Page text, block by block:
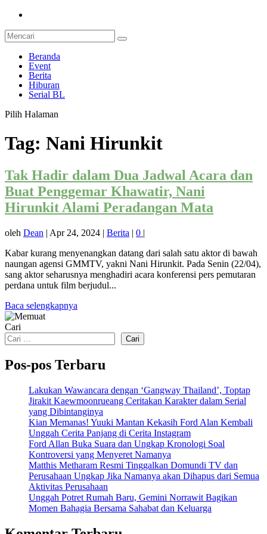
Beranda
Event
Berita
Hiburan
Serial BL
Pilih Halaman
Tag: Nani Hirunkit
Tak Hadir dalam Dua Jadwal Acara dan
Buat Penggemar Khawatir, Nani
Hirunkit Alami Peradangan Mata
oleh Dean | Apr 24, 2024 | Berita | 0 |
Kabar kurang menyenangkan datang dari salah satu aktor di bawah
naungan agensi GMMTV, yakni Nani Hirunkit. Pada Senin (22/04),
sang aktor seharusnya menghadiri acara konferensi pers pemutaran
perdana untuk film berjudul...
Baca selengkapnya
Cari
Cari
Pos-pos Terbaru
Lakukan Wawancara dengan ‘Gangway Thailand’, Toptap
Jirakit Kaewmoonrueang Ceritakan Karakter dalam Serial
yang Dibintanginya
Kian Memanas! Yuuki Mantan Kekasih Ford Alan Kembali
Unggah Cerita Panjang di Cerita Instagram
Ford Allan Buka Suara dan Ungkap Kronologi Soal
Kontroversi yang Menyeret Namanya
Matthis Metharam Resmi Tinggalkan Domundi TV dan
Perusahaan Ungkap Jika Namanya akan Dihapus dari Semua
Aktivitas Perusahaan
Unggah Potret Rumah Baru, Gemini Norrawit Bagikan
Momen Bahagia Bersama Sahabat dan Keluarga